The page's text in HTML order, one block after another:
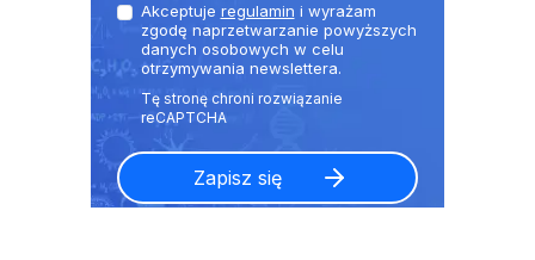
Akceptuje regulamin i wyrażam
zgodę naprzetwarzanie powyższych
danych osobowych w celu
otrzymywania newslettera.